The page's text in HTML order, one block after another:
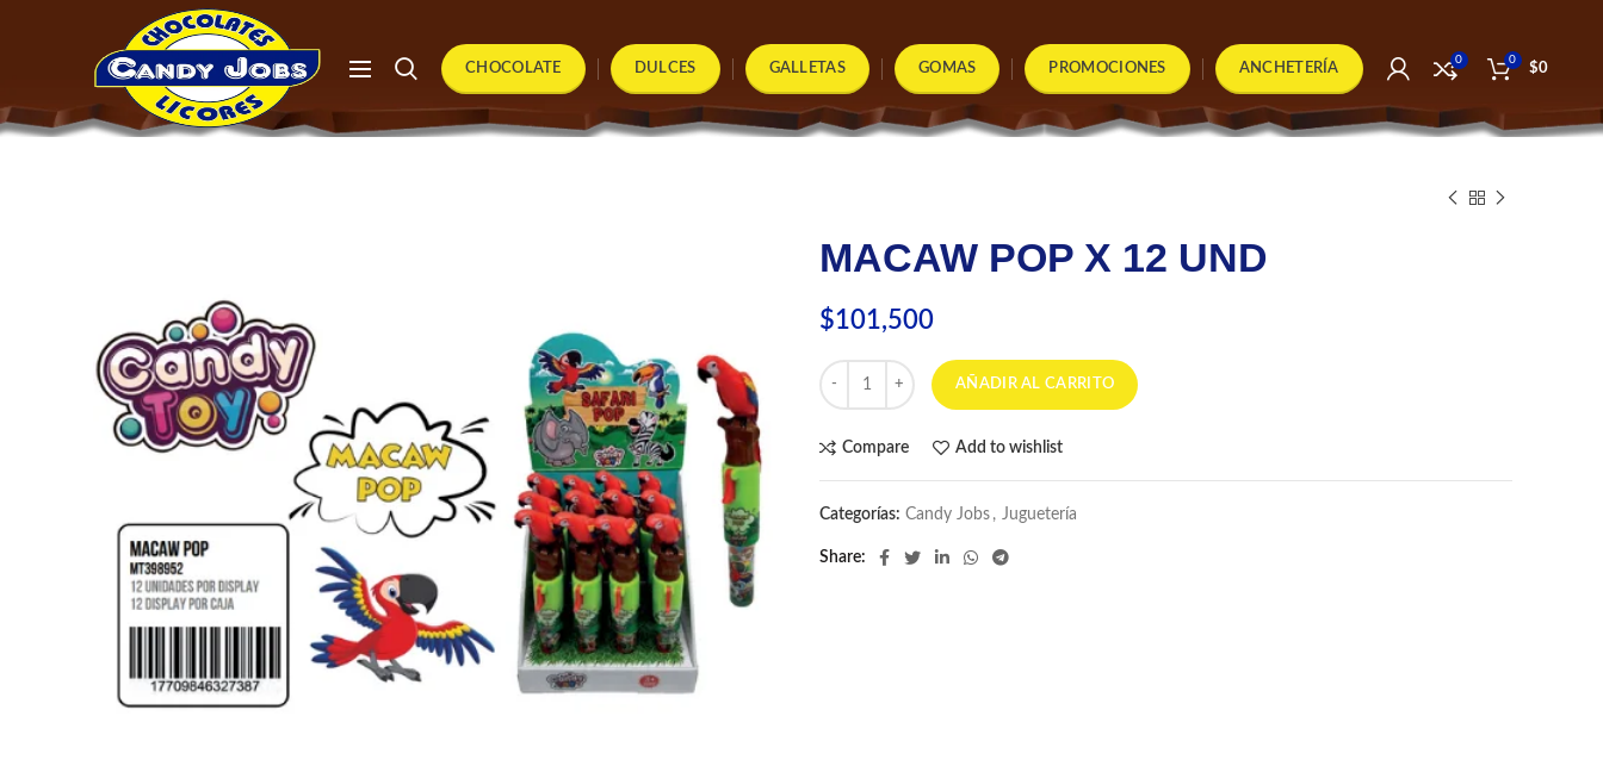
CHOCOLATE DULCES GALLETAS GOMAS PROMOCIONES ANCHETERÍA
0 0
$0
MACAW POP X 12 UND
$101,500
MACAW POP X 12 UND cantidad
AÑADIR AL CARRITO
Compare Add to wishlist
Categorías: Candy Jobs , Juguetería
Share